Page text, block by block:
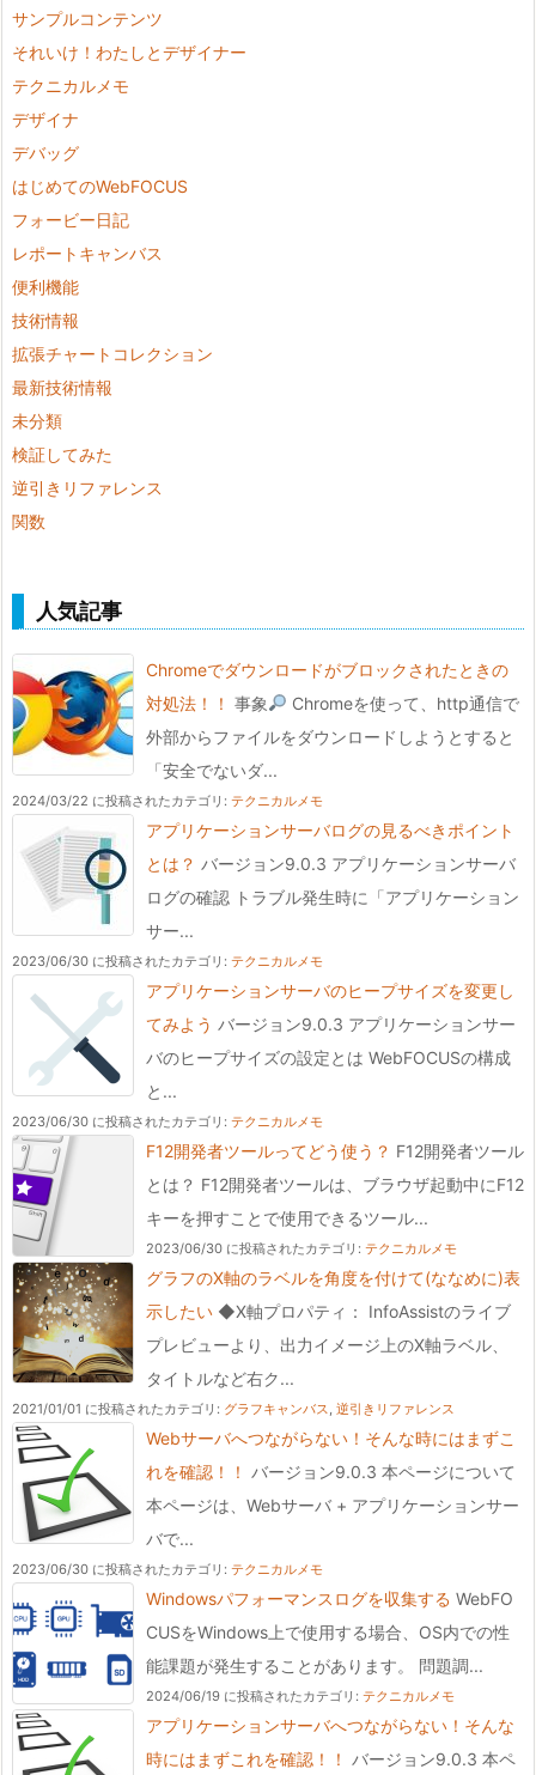
サンプルコンテンツ
それいけ！わたしとデザイナー
テクニカルメモ
デザイナ
デバッグ
はじめてのWebFOCUS
フォービー日記
レポートキャンバス
便利機能
技術情報
拡張チャートコレクション
最新技術情報
未分類
検証してみた
逆引きリファレンス
関数
人気記事
Chromeでダウンロードがブロックされたときの
対処法！！ 事象
Chromeを使って、http通信で
外部からファイルをダウンロードしようとすると
「安全でないダ...
2024/03/22 に投稿されたカテゴリ: テクニカルメモ
アプリケーションサーバログの見るべきポイント
とは？ バージョン9.0.3 アプリケーションサーバ
ログの確認 トラブル発生時に「アプリケーション
サー...
2023/06/30 に投稿されたカテゴリ: テクニカルメモ
アプリケーションサーバのヒープサイズを変更し
てみよう バージョン9.0.3 アプリケーションサー
バのヒープサイズの設定とは WebFOCUSの構成
と...
2023/06/30 に投稿されたカテゴリ: テクニカルメモ
F12開発者ツールってどう使う？ F12開発者ツール
とは？ F12開発者ツールは、ブラウザ起動中にF12
キーを押すことで使用できるツール...
2023/06/30 に投稿されたカテゴリ: テクニカルメモ
グラフのX軸のラベルを角度を付けて(ななめに)表
示したい ◆X軸プロパティ： InfoAssistのライブ
プレビューより、出力イメージ上のX軸ラベル、
タイトルなど右ク...
2021/01/01 に投稿されたカテゴリ: グラフキャンバス, 逆引きリファレンス
Webサーバへつながらない！そんな時にはまずこ
れを確認！！ バージョン9.0.3 本ページについて
本ページは、Webサーバ + アプリケーションサー
バで...
2023/06/30 に投稿されたカテゴリ: テクニカルメモ
Windowsパフォーマンスログを収集する WebFO
CUSをWindows上で使用する場合、OS内での性
能課題が発生することがあります。 問題調...
2024/06/19 に投稿されたカテゴリ: テクニカルメモ
アプリケーションサーバへつながらない！そんな
時にはまずこれを確認！！ バージョン9.0.3 本ペ